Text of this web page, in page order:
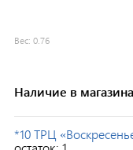
Вес: 0.76
Наличие в
*10 ТРЦ